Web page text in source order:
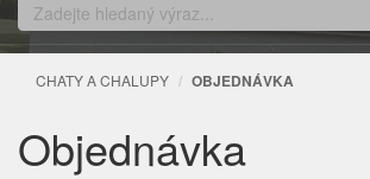
CHATY A CHALUPY OBJEDNÁVKA
Objednávka